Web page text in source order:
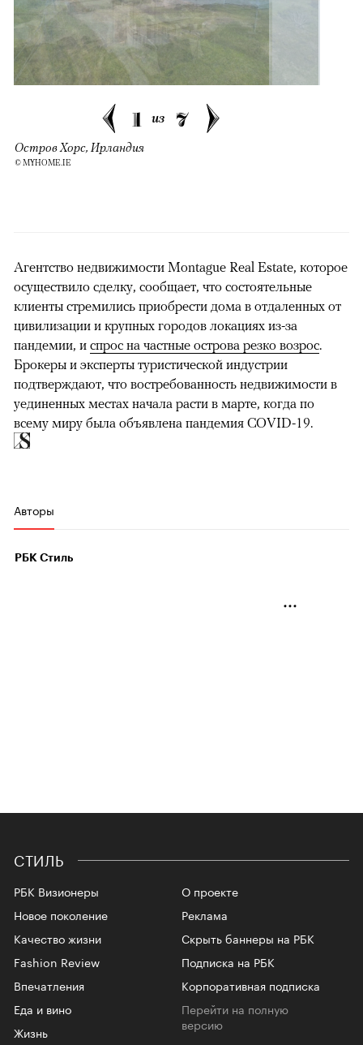
1 из 7
Остров Хорс, Ирландия
© MYHOME.IE
Агентство недвижимости Montague Real Estate, которое
осуществило сделку, сообщает, что состоятельные
клиенты стремились приобрести дома в отдаленных от
цивилизации и крупных городов локациях из-за
пандемии, и спрос на частные острова резко возрос.
Брокеры и эксперты туристической индустрии
подтверждают, что востребованность недвижимости в
уединенных местах начала расти в марте, когда по
всему миру была объявлена пандемия COVID-19.
Авторы
РБК Стиль
СТИЛЬ
РБК Визионеры
Новое поколение
Качество жизни
Fashion Review
Впечатления
Еда и вино
Жизнь
О проекте
Реклама
Скрыть баннеры на РБК
Подписка на РБК
Корпоративная подписка
Перейти на полную
версию